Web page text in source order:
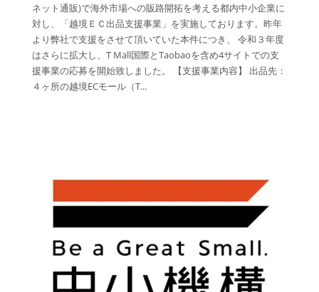
ネット通販)で海外市場への販路開拓を考える都内中小企業に
対し、「越境ＥＣ出品支援事業」を実施しております。昨年
より弊社で支援をさせて頂いていた本件につき、 令和３年度
はさらに拡大し、T Mall国際とTaobaoを含め4サイトでの支
援事業の応募を開始致しました。 【支援事業内容】 出品先：
４ヶ所の越境ECモール（T...